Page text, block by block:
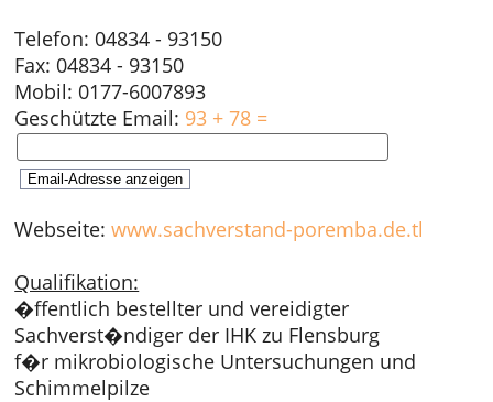
Telefon: 04834 - 93150
Fax: 04834 - 93150
Mobil: 0177-6007893
Geschützte Email: 93 + 78 =
Webseite:www.sachverstand-poremba.de.tl
Qualifikation:
�ffentlich bestellter und vereidigter
Sachverst�ndiger der IHK zu Flensburg
f�r mikrobiologische Untersuchungen und
Schimmelpilze